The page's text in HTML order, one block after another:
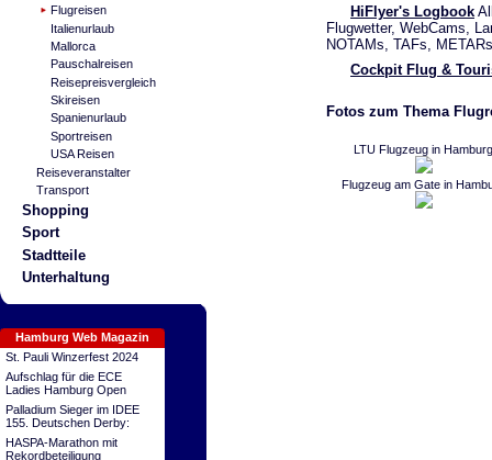
Flugreisen
Italienurlaub
Mallorca
Pauschalreisen
Reisepreisvergleich
Skireisen
Spanienurlaub
Sportreisen
USA Reisen
Reiseveranstalter
Transport
Shopping
Sport
Stadtteile
Unterhaltung
Hamburg Web Magazin
St. Pauli Winzerfest 2024
Aufschlag für die ECE
Ladies Hamburg Open
Palladium Sieger im IDEE
155. Deutschen Derby:
HASPA-Marathon mit
Rekordbeteiligung
HiFlyer's Logbook
Flugwetter, WebCams,
NOTAMs, TAFs,
Cockpit Flug &
Fotos zum Thema
LTU Flugzeug in
Flugzeug am Gate in